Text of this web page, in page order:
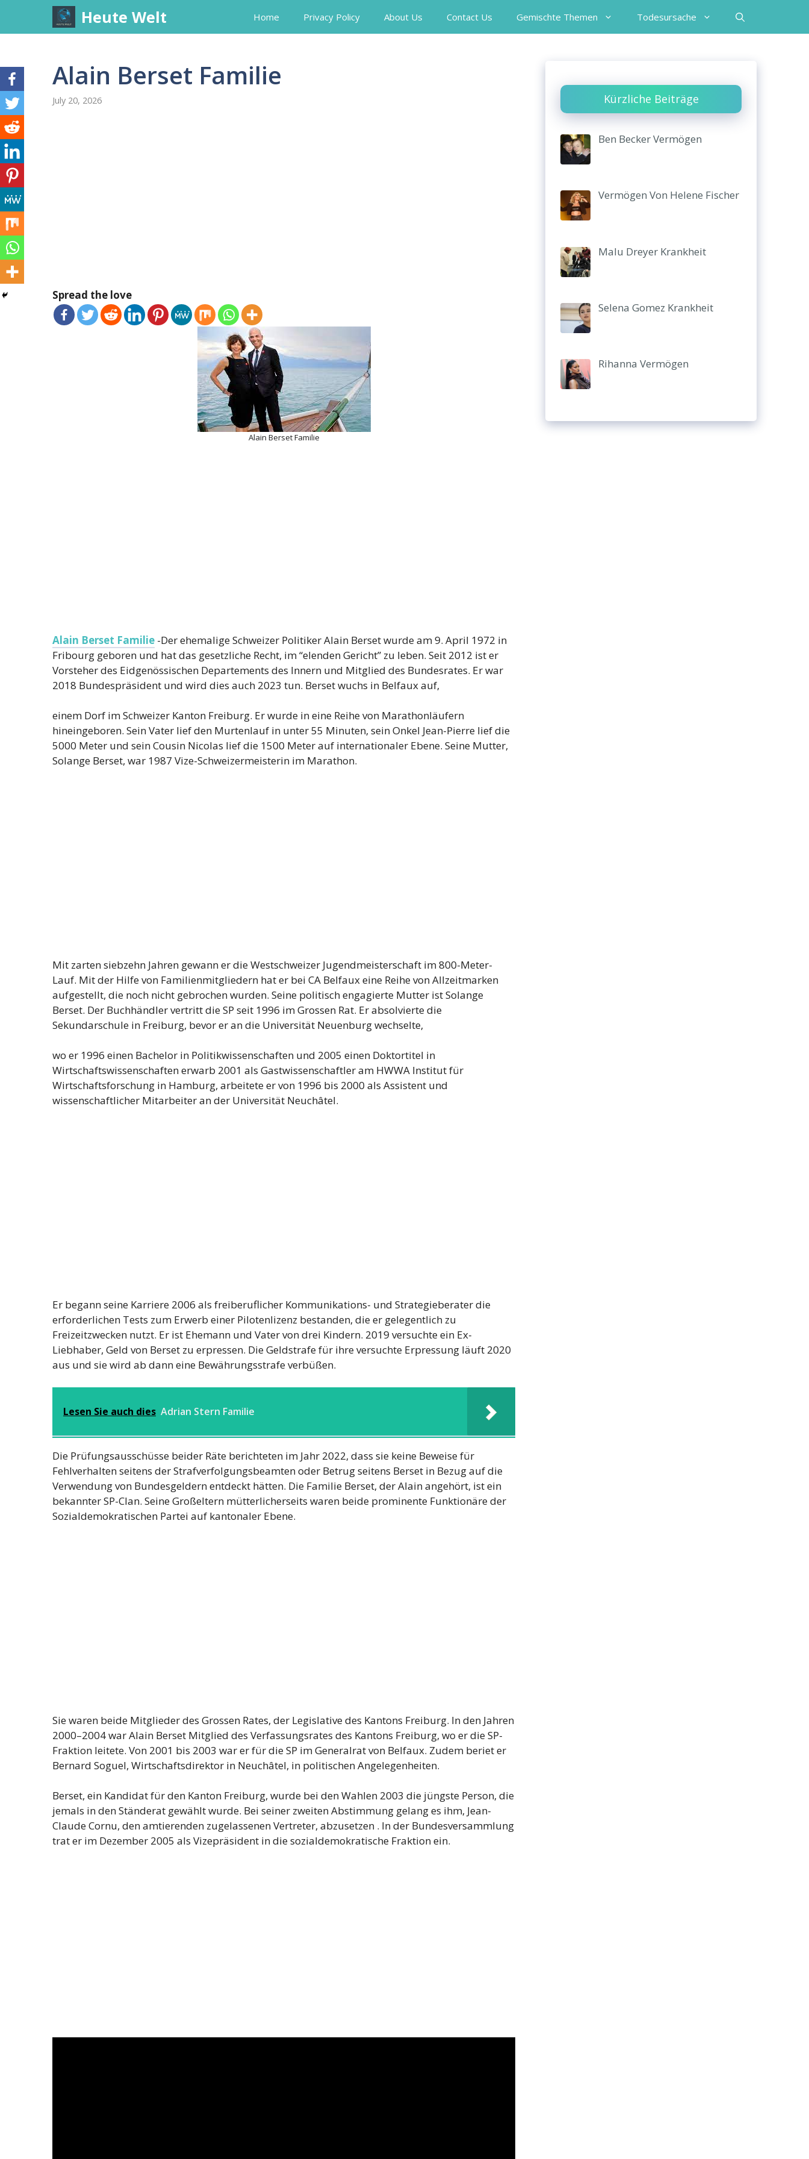
content
Heute Welt Home Privacy Policy About Us Contact Us Gemischte Themen Todesursache
Alain Berset Familie
July 20, 2026
Spread the love
Alain Berset Familie
Alain Berset Familie -Der ehemalige Schweizer Politiker Alain Berset wurde am 9. April 1972 in
Fribourg geboren und hat das gesetzliche Recht, im “elenden Gericht” zu leben. Seit 2012 ist er
Vorsteher des Eidgenössischen Departements des Innern und Mitglied des Bundesrates. Er war
2018 Bundespräsident und wird dies auch 2023 tun. Berset wuchs in Belfaux auf,
einem Dorf im Schweizer Kanton Freiburg. Er wurde in eine Reihe von Marathonläufern
hineingeboren. Sein Vater lief den Murtenlauf in unter 55 Minuten, sein Onkel Jean-Pierre lief die
5000 Meter und sein Cousin Nicolas lief die 1500 Meter auf internationaler Ebene. Seine Mutter,
Solange Berset, war 1987 Vize-Schweizermeisterin im Marathon.
Mit zarten siebzehn Jahren gewann er die Westschweizer Jugendmeisterschaft im 800-Meter-
Lauf. Mit der Hilfe von Familienmitgliedern hat er bei CA Belfaux eine Reihe von Allzeitmarken
aufgestellt, die noch nicht gebrochen wurden. Seine politisch engagierte Mutter ist Solange
Berset. Der Buchhändler vertritt die SP seit 1996 im Grossen Rat. Er absolvierte die
Sekundarschule in Freiburg, bevor er an die Universität Neuenburg wechselte,
wo er 1996 einen Bachelor in Politikwissenschaften und 2005 einen Doktortitel in
Wirtschaftswissenschaften erwarb 2001 als Gastwissenschaftler am HWWA Institut für
Wirtschaftsforschung in Hamburg, arbeitete er von 1996 bis 2000 als Assistent und
wissenschaftlicher Mitarbeiter an der Universität Neuchâtel.
Er begann seine Karriere 2006 als freiberuflicher Kommunikations- und Strategieberater die
erforderlichen Tests zum Erwerb einer Pilotenlizenz bestanden, die er gelegentlich zu
Freizeitzwecken nutzt. Er ist Ehemann und Vater von drei Kindern. 2019 versuchte ein Ex-
Liebhaber, Geld von Berset zu erpressen. Die Geldstrafe für ihre versuchte Erpressung läuft 2020
aus und sie wird ab dann eine Bewährungsstrafe verbüßen.
Lesen Sie auch dies Adrian Stern Familie
Die Prüfungsausschüsse beider Räte berichteten im Jahr 2022, dass sie keine Beweise für
Fehlverhalten seitens der Strafverfolgungsbeamten oder Betrug seitens Berset in Bezug auf die
Verwendung von Bundesgeldern entdeckt hätten. Die Familie Berset, der Alain angehört, ist ein
bekannter SP-Clan. Seine Großeltern mütterlicherseits waren beide prominente Funktionäre der
Sozialdemokratischen Partei auf kantonaler Ebene.
Sie waren beide Mitglieder des Grossen Rates, der Legislative des Kantons Freiburg. In den Jahren
2000–2004 war Alain Berset Mitglied des Verfassungsrates des Kantons Freiburg, wo er die SP-
Fraktion leitete. Von 2001 bis 2003 war er für die SP im Generalrat von Belfaux. Zudem beriet er
Bernard Soguel, Wirtschaftsdirektor in Neuchâtel, in politischen Angelegenheiten.
Berset, ein Kandidat für den Kanton Freiburg, wurde bei den Wahlen 2003 die jüngste Person, die
jemals in den Ständerat gewählt wurde. Bei seiner zweiten Abstimmung gelang es ihm, Jean-
Claude Cornu, den amtierenden zugelassenen Vertreter, abzusetzen . In der Bundesversammlung
trat er im Dezember 2005 als Vizepräsident in die sozialdemokratische Fraktion ein.
Kürzliche Beiträge
Ben Becker Vermögen
Vermögen Von Helene Fischer
Malu Dreyer Krankheit
Selena Gomez Krankheit
Rihanna Vermögen